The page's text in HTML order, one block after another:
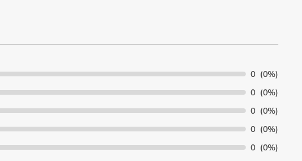
0 (0%)
0 (0%)
0 (0%)
0 (0%)
0 (0%)